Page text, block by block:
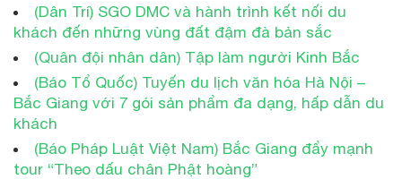
(Dân Trí) SGO DMC và hành trình kết nối du
khách đến những vùng đất đậm đà bản sắc
(Quân đội nhân dân) Tập làm người Kinh Bắc
(Báo Tổ Quốc) Tuyến du lịch văn hóa Hà Nội –
Bắc Giang với 7 gói sản phẩm đa dạng, hấp dẫn du
khách
(Báo Pháp Luật Việt Nam) Bắc Giang đẩy mạnh
tour “Theo dấu chân Phật hoàng”